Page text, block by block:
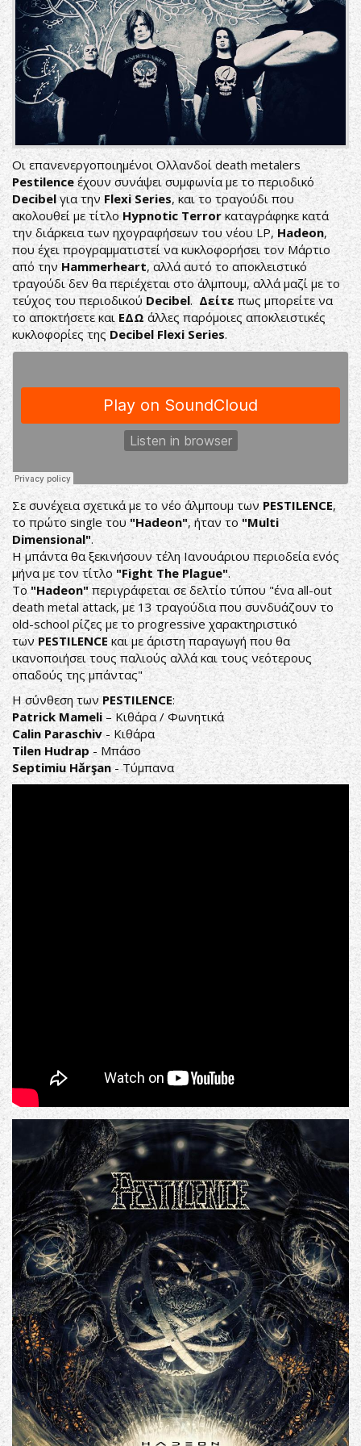
Οι επανενεργοποιημένοι Ολλανδοί death metalers
Pestilence έχουν συνάψει συμφωνία με το περιοδικό
Decibelγια την FlexiSeries, και το τραγούδι που
ακολουθεί με τίτλοHypnotic Terror καταγράφηκε κατά
την διάρκεια των ηχογραφήσεων του νέου LP, Hadeon,
που έχει προγραμματιστεί να κυκλοφορήσει τον Μάρτιο
από τηνHammerheart, αλλά αυτό το αποκλειστικό
τραγούδι δεν θα περιέχεται στο άλμπουμ, αλλά μαζί με το
τεύχος του περιοδικού Decibel. Δείτε πως μπορείτε να
το αποκτήσετε και ΕΔΩ άλλες παρόμοιες αποκλειστικές
κυκλοφορίες της DecibelFlexi Series.
Σε συνέχεια σχετικά με το νέο άλμπουμ των PESTILENCE,
το πρώτο single του"Hadeon", ήταν το"Multi
Dimensional".
Η μπάντα θα ξεκινήσουν τέλη Ιανουάριου περιοδεία ενός
μήνα με τον τίτλο"Fight The Plague".
Το"Hadeon"περιγράφεται σε δελτίο τύπου "ένα all-out
death metal attack, με 13 τραγούδια που συνδυάζουν το
old-school ρίζες με το progressive χαρακτηριστικό
των PESTILENCE και με άριστη παραγωγή που θα
ικανοποιήσει τους παλιούς αλλά και τους νεότερους
οπαδούς της μπάντας"
Η σύνθεση των PESTILENCE:
Patrick Mameli – Κιθάρα / Φωνητικά
Calin Paraschiv- Κιθάρα
Tilen Hudrap - Μπάσο
Septimiu Hărşan- Τύμπανα